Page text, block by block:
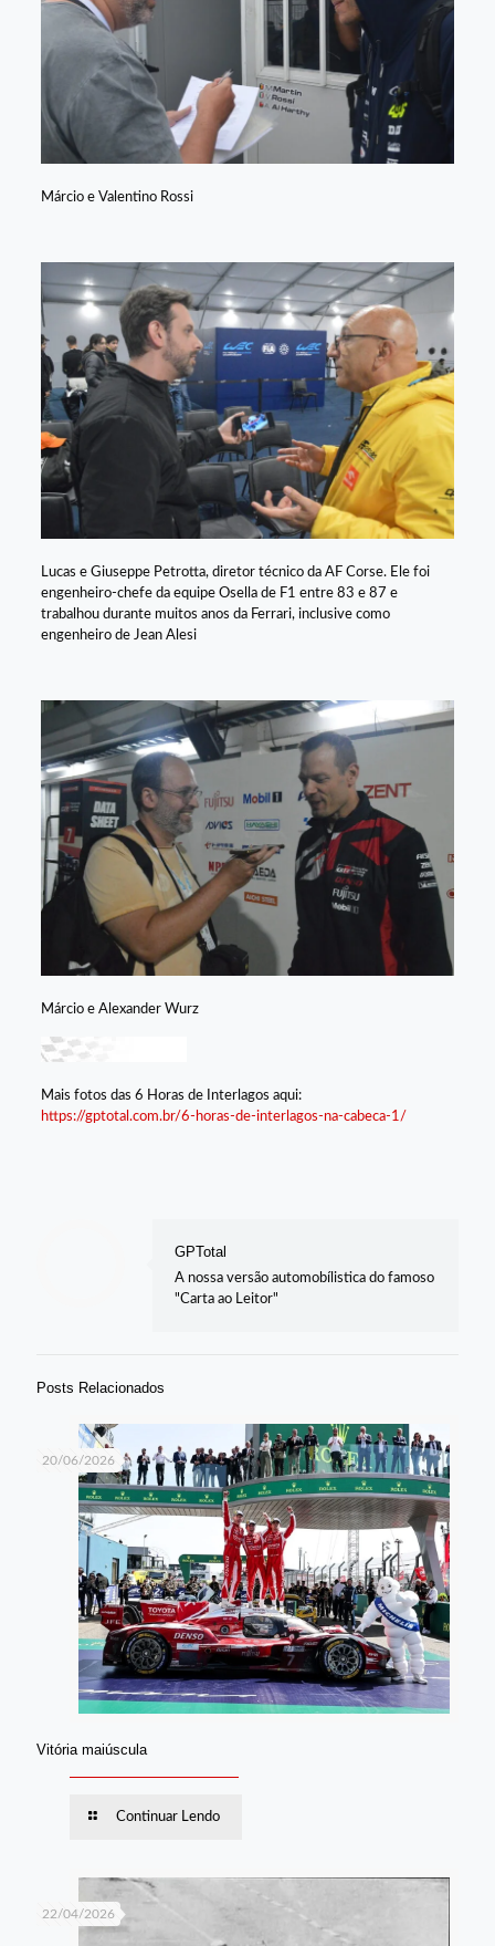
Márcio e Valentino Rossi
Lucas e Giuseppe Petrotta, diretor técnico da AF Corse. Ele foi
engenheiro-chefe da equipe Osella de F1 entre 83 e 87 e
trabalhou durante muitos anos da Ferrari, inclusive como
engenheiro de Jean Alesi
Márcio e Alexander Wurz
Mais fotos das 6 Horas de Interlagos aqui:
https://gptotal.com.br/6-horas-de-interlagos-na-cabeca-1/
GPTotal
A nossa versão automobílistica do famoso
"Carta ao Leitor"
Posts Relacionados
20/06/2026
Vitória maiúscula
Continuar Lendo
22/04/2026